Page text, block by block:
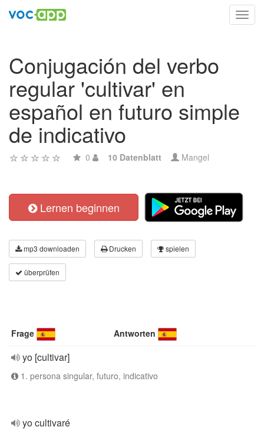
Conjugación del verbo
regular 'cultivar' en
español en futuro simple
de indicativo
0 10 Datenblatt Mangel
Lernen beginnen
mp3 downloaden Drucken spielen
überprüfen
Frage Antworten
yo [cultivar]
1. persona singular, futuro, indicativo
yo cultivaré